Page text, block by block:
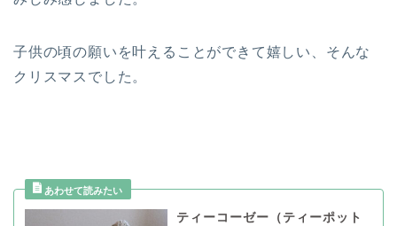
子供の頃の願いを叶えることができて嬉しい、そんな
クリスマスでした。
ティーコーゼー（ティーポット